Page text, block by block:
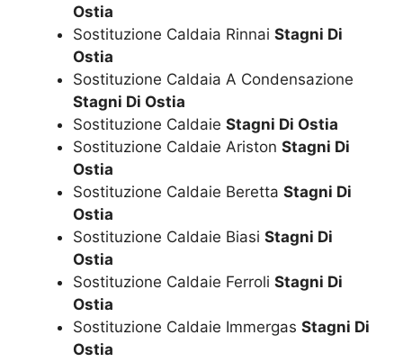
Ostia
Sostituzione Caldaia Rinnai Stagni Di
Ostia
Sostituzione Caldaia A Condensazione
Stagni Di Ostia
Sostituzione Caldaie Stagni Di Ostia
Sostituzione Caldaie Ariston Stagni Di
Ostia
Sostituzione Caldaie Beretta Stagni Di
Ostia
Sostituzione Caldaie Biasi Stagni Di
Ostia
Sostituzione Caldaie Ferroli Stagni Di
Ostia
Sostituzione Caldaie Immergas Stagni Di
Ostia